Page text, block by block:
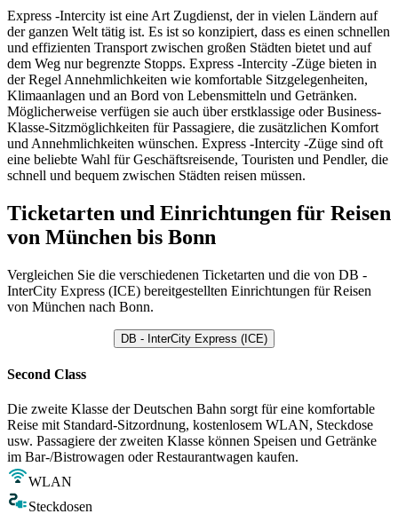
Express -Intercity ist eine Art Zugdienst, der in vielen Ländern auf
der ganzen Welt tätig ist. Es ist so konzipiert, dass es einen schnellen
und effizienten Transport zwischen großen Städten bietet und auf
dem Weg nur begrenzte Stopps. Express -Intercity -Züge bieten in
der Regel Annehmlichkeiten wie komfortable Sitzgelegenheiten,
Klimaanlagen und an Bord von Lebensmitteln und Getränken.
Möglicherweise verfügen sie auch über erstklassige oder Business-
Klasse-Sitzmöglichkeiten für Passagiere, die zusätzlichen Komfort
und Annehmlichkeiten wünschen. Express -Intercity -Züge sind oft
eine beliebte Wahl für Geschäftsreisende, Touristen und Pendler, die
schnell und bequem zwischen Städten reisen müssen.
Ticketarten und Einrichtungen für Reisen
von München bis Bonn
Vergleichen Sie die verschiedenen Ticketarten und die von DB -
InterCity Express (ICE) bereitgestellten Einrichtungen für Reisen
von München nach Bonn.
DB - InterCity Express (ICE)
Second Class
Die zweite Klasse der Deutschen Bahn sorgt für eine komfortable
Reise mit Standard-Sitzordnung, kostenlosem WLAN, Steckdose
usw. Passagiere der zweiten Klasse können Speisen und Getränke
im Bar-/Bistrowagen oder Restaurantwagen kaufen.
WLAN
Steckdosen